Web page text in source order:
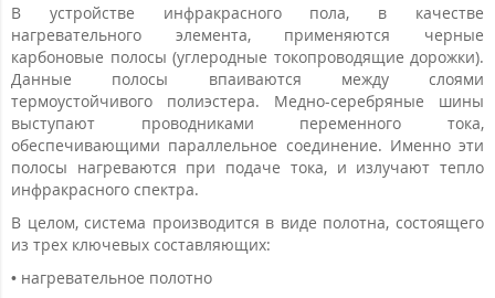
В устройстве инфракрасного пола, в качестве
нагревательного элемента, применяются черные
карбоновые полосы (углеродные токопроводящие дорожки).
Данные полосы впаиваются между слоями
термоустойчивого полиэстера. Медно-серебряные шины
выступают проводниками переменного тока,
обеспечивающими параллельное соединение. Именно эти
полосы нагреваются при подаче тока, и излучают тепло
инфракрасного спектра.
В целом, система производится в виде полотна, состоящего
из трех ключевых составляющих:
• нагревательное полотно